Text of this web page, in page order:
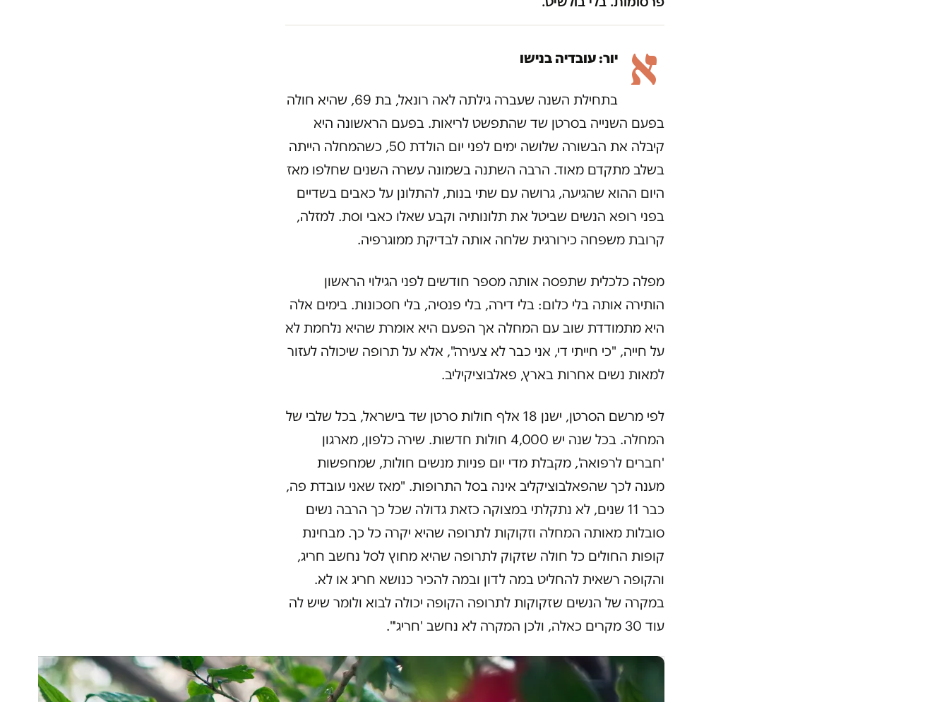
א יור: עובדיה בנישו
בתחילת השנה שעברה גילתה לאה רונאל, בת 69, שהיא חולה
בפעם השנייה בסרטן שד שהתפשט לריאות. בפעם הראשונה היא
קיבלה את הבשורה שלושה ימים לפני יום הולדת 50, כשהמחלה הייתה
בשלב מתקדם מאוד. הרבה השתנה בשמונה עשרה השנים שחלפו מאז
היום ההוא שהגיעה, גרושה עם שתי בנות, להתלונן על כאבים בשדיים
בפני רופא הנשים שביטל את תלונותיה וקבע שאלו כאבי וסת. למזלה,
קרובת משפחה כירורגית שלחה אותה לבדיקת ממוגרפיה.
מפלה כלכלית שתפסה אותה מספר חודשים לפני הגילוי הראשון
הותירה אותה בלי כלום: בלי דירה, בלי פנסיה, בלי חסכונות. בימים אלה
היא מתמודדת שוב עם המחלה אך הפעם היא אומרת שהיא נלחמת לא
על חייה, "כי חייתי די, אני כבר לא צעירה", אלא על תרופה שיכולה לעזור
למאות נשים אחרות בארץ, פאלבוציקיליב.
לפי מרשם הסרטן, ישנן 18 אלף חולות סרטן שד בישראל, בכל שלבי של
המחלה. בכל שנה יש 4,000 חולות חדשות. שירה כלפון, מארגון
'חברים לרפואה', מקבלת מדי יום פניות מנשים חולות, שמחפשות
מענה לכך שהפאלבוציקליב אינה בסל התרופות. "מאז שאני עובדת פה,
כבר 11 שנים, לא נתקלתי במצוקה כזאת גדולה שכל כך הרבה נשים
סובלות מאותה המחלה וזקוקות לתרופה שהיא יקרה כל כך. מבחינת
קופות החולים כל חולה שזקוק לתרופה שהיא מחוץ לסל נחשב חריג,
והקופה רשאית להחליט במה לדון ובמה להכיר כנושא חריג או לא.
במקרה של הנשים שזקוקות לתרופה הקופה יכולה לבוא ולומר שיש לה
עוד 30 מקרים כאלה, ולכן המקרה לא נחשב 'חריג'".